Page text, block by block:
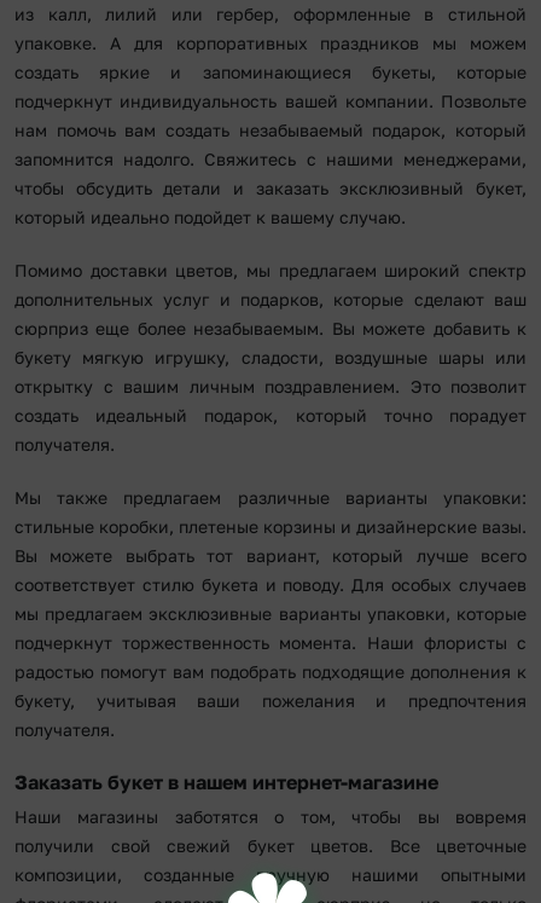
из калл, лилий или гербер, оформленные в стильной
упаковке. А для корпоративных праздников мы можем
создать яркие и запоминающиеся букеты, которые
подчеркнут индивидуальность вашей компании. Позвольте
нам помочь вам создать незабываемый подарок, который
запомнится надолго. Свяжитесь с нашими менеджерами,
чтобы обсудить детали и заказать эксклюзивный букет,
который идеально подойдет к вашему случаю.
Помимо доставки цветов, мы предлагаем широкий спектр
дополнительных услуг и подарков, которые сделают ваш
сюрприз еще более незабываемым. Вы можете добавить к
букету мягкую игрушку, сладости, воздушные шары или
открытку с вашим личным поздравлением. Это позволит
создать идеальный подарок, который точно порадует
получателя.
Мы также предлагаем различные варианты упаковки:
стильные коробки, плетеные корзины и дизайнерские вазы.
Вы можете выбрать тот вариант, который лучше всего
соответствует стилю букета и поводу. Для особых случаев
мы предлагаем эксклюзивные варианты упаковки, которые
подчеркнут торжественность момента. Наши флористы с
радостью помогут вам подобрать подходящие дополнения к
букету, учитывая ваши пожелания и предпочтения
получателя.
Заказать букет в нашем интернет-магазине
Наши магазины заботятся о том, чтобы вы вовремя
получили свой свежий букет цветов. Все цветочные
композиции, созданные вручную нашими опытными